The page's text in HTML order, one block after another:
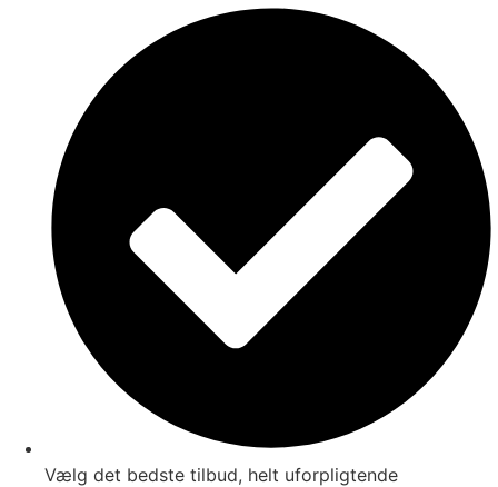
Vælg det bedste tilbud, helt uforpligtende